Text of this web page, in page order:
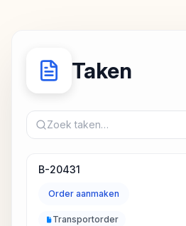
Taken
Zoek taken…
B-20431
Order aanmaken
Transportorder